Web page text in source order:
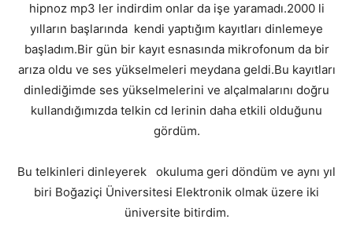
hipnoz mp3 ler indirdim onlar da işe yaramadı.2000 li
yılların başlarında kendi yaptığım kayıtları dinlemeye
başladım.Bir gün bir kayıt esnasında mikrofonum da bir
arıza oldu ve ses yükselmeleri meydana geldi.Bu kayıtları
dinlediğimde ses yükselmelerini ve alçalmalarını doğru
kullandığımızda telkin cd lerinin daha etkili olduğunu
gördüm.
Bu telkinleri dinleyerek okuluma geri döndüm ve aynı yıl
biri Boğaziçi Üniversitesi Elektronik olmak üzere iki
üniversite bitirdim.